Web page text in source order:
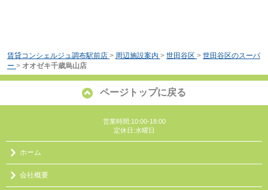
賃貸コンシェルジュ調布駅前店 > 周辺施設案内 > 世田谷区 > 世田谷区のスーパ
ー > オオゼキ千歳烏山店
ページトップに戻る
営業時間:10:00-18:00
定休日:水曜日
ホーム
会社概要